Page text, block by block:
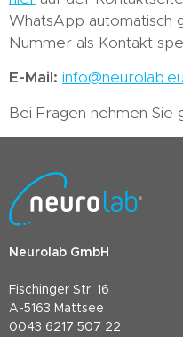
WhatsApp automatisch
Nummer als Kontakt
E-Mail: info@neurolab.eu
Bei Fragen nehmen Sie
Neurolab GmbH
Fischinger Str. 16
A-5163 Mattsee
0043 6217 507 22